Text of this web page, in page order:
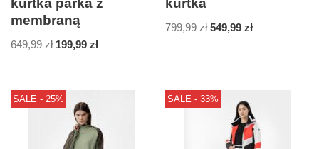
kurtka parka z
membraną
649,99zł 199,99 zł
kurtka
799,99zł 549,99zł
SALE - 25% SALE - 33%